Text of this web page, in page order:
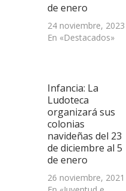
de enero
24 noviembre, 2023
En «Destacados»
Infancia: La
Ludoteca
organizará sus
colonias
navideñas del 23
de diciembre al 5
de enero
26 noviembre, 2021